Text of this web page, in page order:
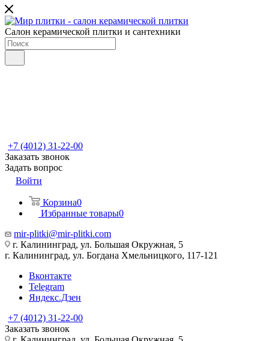
Салон керамической плитки и сантехники
+7 (4012) 31-22-00
Заказать звонок
Задать вопрос
Войти
Корзина0
Избранные товары0
mir-plitki@mir-plitki.com
г. Калининград, ул. Большая Окружная, 5
г. Калининград, ул. Богдана Хмельницкого, 117-121
Вконтакте
Telegram
Яндекс.Дзен
+7 (4012) 31-22-00
Заказать звонок